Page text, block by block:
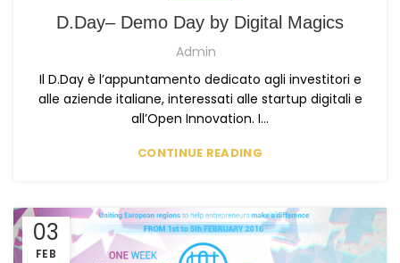
D.Day– Demo Day by Digital Magics
Admin
Il D.Day è l’appuntamento dedicato agli investitori e
alle aziende italiane, interessati alle startup digitali e
all’Open Innovation. I...
CONTINUE READING
03
FEB